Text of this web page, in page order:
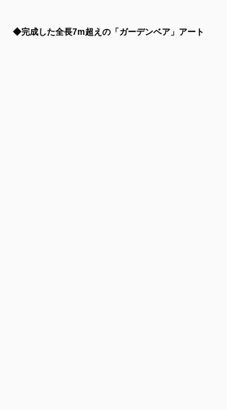
◆完成した全長7m超えの「ガーデンベア」アート